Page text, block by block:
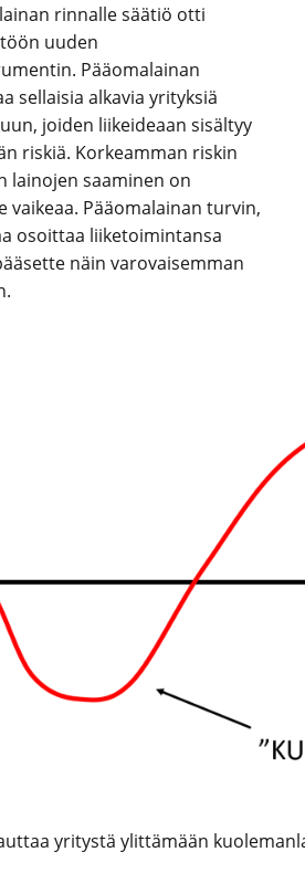
rinnalle säätiö otti
uuden
Pääomalainan
sellaisia alkavia yrityksiä
joiden liikeideaan sisältyy
riskiä. Korkeamman riskin
lainojen saaminen on
vaikeaa. Pääomalainan turvin,
osoittaa liiketoimintansa
näin varovaisemman
yritystä ylittämään